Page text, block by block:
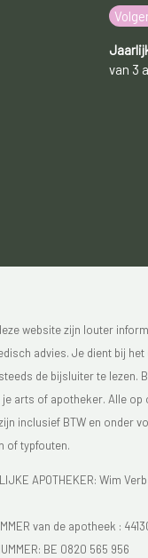
van 3
website zijn louter
advies. Je dient bij het
de bijsluiter te lezen.
arts of apotheker. Alle op
inclusief BTW en onder
of typfouten.
APOTHEKER: Wim
van de apotheek :
BE 0820 565 956